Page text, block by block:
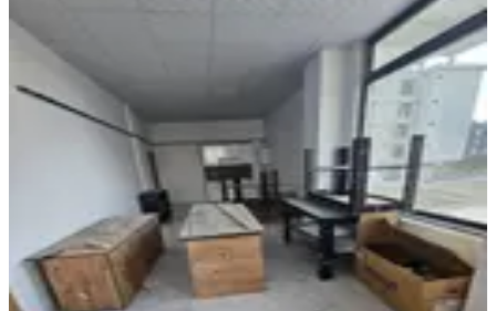
Karahasanlı Şehir Hastanesı Yanı
Devren Kıralık Ofis
Merkezefendi, Karahasanlı Mahallesi
51 m²·Bahçe katı 12.06.2026
30.000 ₺
DEMİRTAŞ GAYRİMENKUL Neşe DEMİRTAŞ
Ara